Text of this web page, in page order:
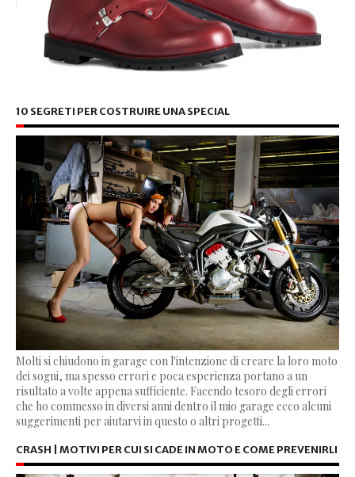
10 SEGRETI PER COSTRUIRE UNA SPECIAL
Molti si chiudono in garage con l'intenzione di creare la loro moto
dei sogni, ma spesso errori e poca esperienza portano a un
risultato a volte appena sufficiente. Facendo tesoro degli errori
che ho commesso in diversi anni dentro il mio garage ecco alcuni
suggerimenti per aiutarvi in questo o altri progetti...
CRASH | MOTIVI PER CUI SI CADE IN MOTO E COME PREVENIRLI